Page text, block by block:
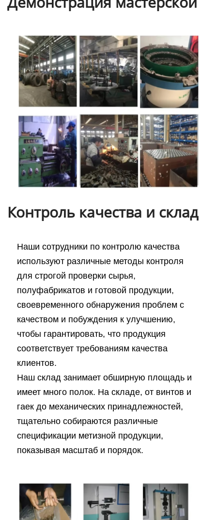
Контроль качества и склад
Наши сотрудники по контролю качества
используют различные методы контроля
для строгой проверки сырья,
полуфабрикатов и готовой продукции,
своевременного обнаружения проблем с
качеством и побуждения к улучшению,
чтобы гарантировать, что продукция
соответствует требованиям качества
клиентов.
Наш склад занимает обширную площадь и
имеет много полок. На складе, от винтов и
гаек до механических принадлежностей,
тщательно собираются различные
спецификации метизной продукции,
показывая масштаб и порядок.